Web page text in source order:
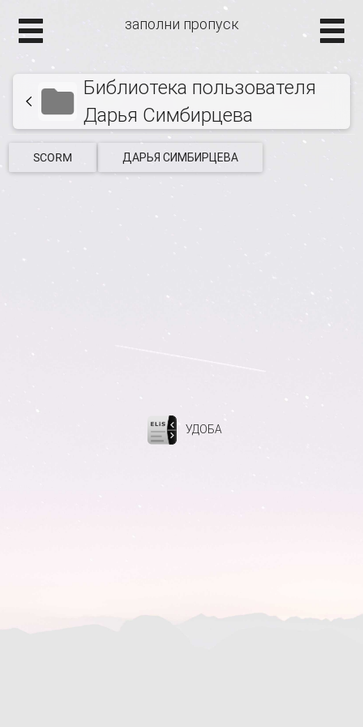
заполни пропуск
Библиотека пользователя
Дарья Симбирцева
SCORM ДАРЬЯ СИМБИРЦЕВА
УДОБА